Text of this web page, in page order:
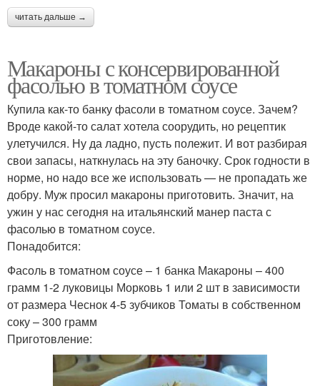
читать дальше →
Макароны с консервированной
фасолью в томатном соусе
Купила как-то банку фасоли в томатном соусе. Зачем?
Вроде какой-то салат хотела соорудить, но рецептик
улетучился. Ну да ладно, пусть полежит. И вот разбирая
свои запасы, наткнулась на эту баночку. Срок годности в
норме, но надо все же использовать — не пропадать же
добру. Муж просил макароны приготовить. Значит, на
ужин у нас сегодня на итальянский манер паста с
фасолью в томатном соусе.
Понадобится:
Фасоль в томатном соусе – 1 банка Макароны – 400
грамм 1-2 луковицы Морковь 1 или 2 шт в зависимости
от размера Чеснок 4-5 зубчиков Томаты в собственном
соку – 300 грамм
Приготовление: